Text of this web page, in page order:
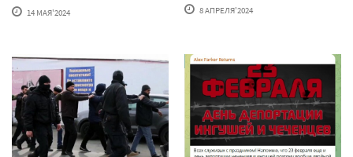
14 МАЯ'2024 8 АПРЕЛЯ'2024